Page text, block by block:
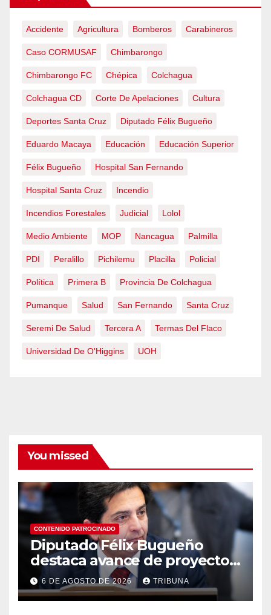
Accidente Agricultura Bomberos Carabineros
Caso CORMUSAF Chimbarongo
Chimbarongo FC Chépica Colchagua
Colchagua CD Corte De Apelaciones Cultura
Deportes Santa Cruz Diputado Félix Bugueño
Eduardo Macaya Educación Educación Superior
Félix Bugueño Hospital San Fernando
Hospital Santa Cruz Incendio
Incendios Forestales Judicial Lolol
Medio Ambiente MOP Nancagua Palmilla
PDI Peralillo Pichilemu Placilla Policial
Política Primera B Provincia De Colchagua
Pumanque Salud San Fernando Santa Cruz
Seremi De Salud Tercera A Termas Del Flaco
Universidad De O'Higgins UOH
You missed
CONTENIDO PATROCINADO
Diputado Félix Bugueño
destaca avance de proyecto
para fortalecer la detección
temprana del cáncer de
tiroides
6 DE AGOSTO DE 2026 TRIBUNA